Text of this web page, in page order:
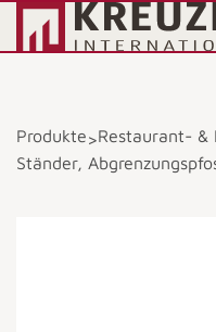
Produkte>Restaurant- &
Ständer,